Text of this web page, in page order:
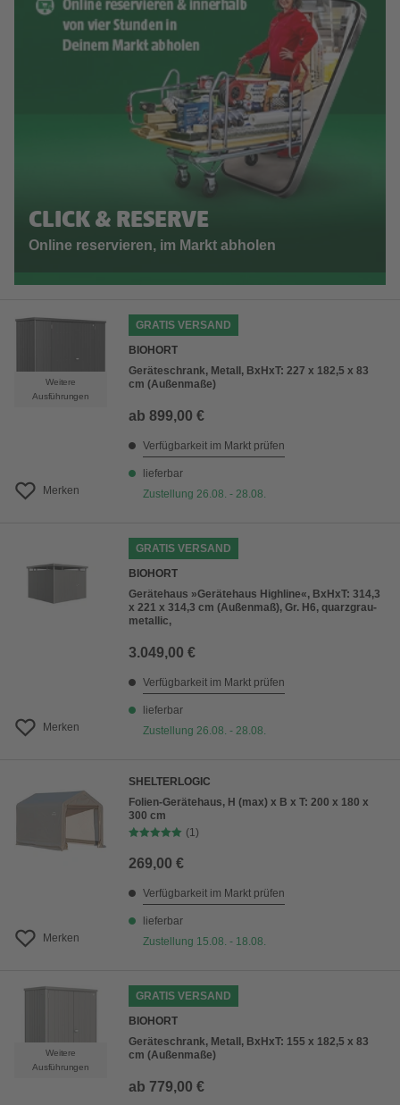
CLICK & RESERVE
Online reservieren, im Markt abholen
Weitere
Ausführungen
Merken
GRATIS VERSAND
BIOHORT
Geräteschrank, Metall, BxHxT: 227 x 182,5 x 83
cm (Außenmaße)
ab 899,00 €
Verfügbarkeit im Markt prüfen
lieferbar
Zustellung 26.08. - 28.08.
Merken
GRATIS VERSAND
BIOHORT
Gerätehaus »Gerätehaus Highline«, BxHxT: 314,3
x 221 x 314,3 cm (Außenmaß), Gr. H6, quarzgrau-
metallic,
3.049,00 €
Verfügbarkeit im Markt prüfen
lieferbar
Zustellung 26.08. - 28.08.
Merken
SHELTERLOGIC
Folien-Gerätehaus, H (max) x B x T: 200 x 180 x
300 cm
(1)
269,00 €
Verfügbarkeit im Markt prüfen
lieferbar
Zustellung 15.08. - 18.08.
Weitere
Ausführungen
GRATIS VERSAND
BIOHORT
Geräteschrank, Metall, BxHxT: 155 x 182,5 x 83
cm (Außenmaße)
ab 779,00 €